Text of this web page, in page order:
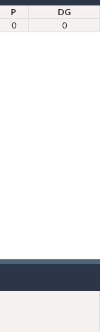
P
DG
0 0